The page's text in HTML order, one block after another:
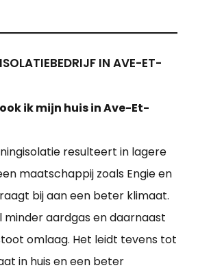
IN AVE-ET-
ik mijn huis in Ave-Et-
resulteert in lagere
maatschappij zoals Engie en
bij aan een beter klimaat.
aardgas en daarnaast
omlaag. Het leidt tevens tot
in huis en een beter